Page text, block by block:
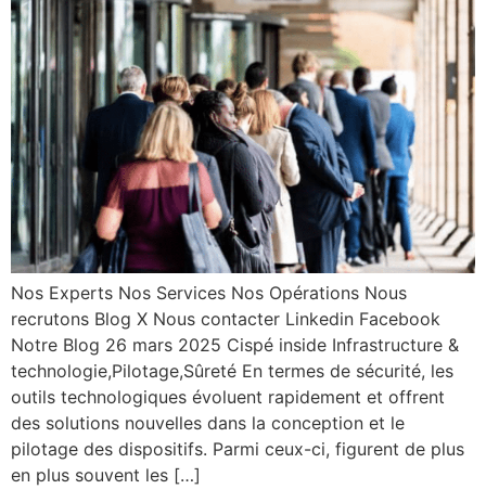
Nos Experts Nos Services Nos Opérations Nous
recrutons Blog X Nous contacter Linkedin Facebook
Notre Blog 26 mars 2025 Cispé inside Infrastructure &
technologie,Pilotage,Sûreté En termes de sécurité, les
outils technologiques évoluent rapidement et offrent
des solutions nouvelles dans la conception et le
pilotage des dispositifs. Parmi ceux-ci, figurent de plus
en plus souvent les […]